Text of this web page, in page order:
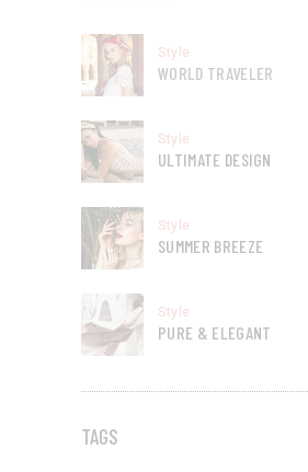
Style
WORLD TRAVELER
Style
ULTIMATE DESIGN
Style
SUMMER BREEZE
Style
PURE & ELEGANT
TAGS